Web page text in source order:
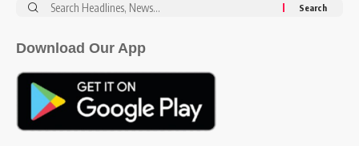
Search
Download Our App